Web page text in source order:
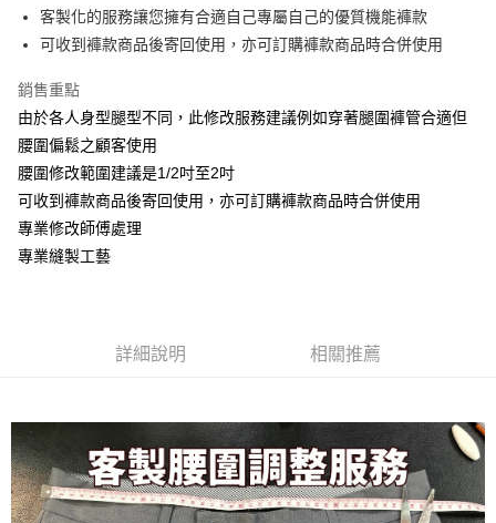
街口支付
悠遊付
ATM付款
運送方式
宅配
每筆NT$100，滿NT$1,000(含以上)免運費
國家/地區配送
客製化的服務讓您擁有合適自己專屬自己的優質機能褲款
可收到褲款商品後寄回使用，亦可訂購褲款商品時合併使用
銷售重點
由於各人身型腿型不同，此修改服務建議例如穿著腿圍褲管合適但
腰圍偏鬆之顧客使用
腰圍修改範圍建議是1/2吋至2吋
可收到褲款商品後寄回使用，亦可訂購褲款商品時合併使用
專業修改師傅處理
專業縫製工藝
詳細說明 相關推薦